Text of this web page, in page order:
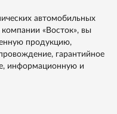
автомобильных
«Восток», вы
продукцию,
гарантийное
информационную и